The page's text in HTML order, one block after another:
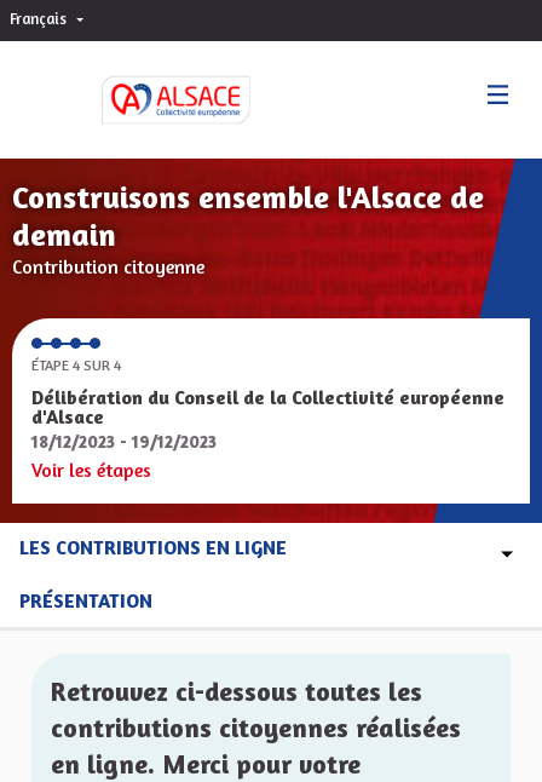
Français Choisir la langue
Construisons ensemble l'Alsace de
demain
Contribution citoyenne
ÉTAPE 4 SUR 4
Délibération du Conseil de la Collectivité européenne
d'Alsace
18/12/2023 - 19/12/2023
Voir les étapes
LES CONTRIBUTIONS EN LIGNE
PRÉSENTATION
Retrouvez ci-dessous toutes les
contributions citoyennes réalisées
en ligne. Merci pour votre